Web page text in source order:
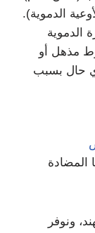
الدموية).
الدموية
مذهل أو
حال بسبب
المضادة
ونوفر